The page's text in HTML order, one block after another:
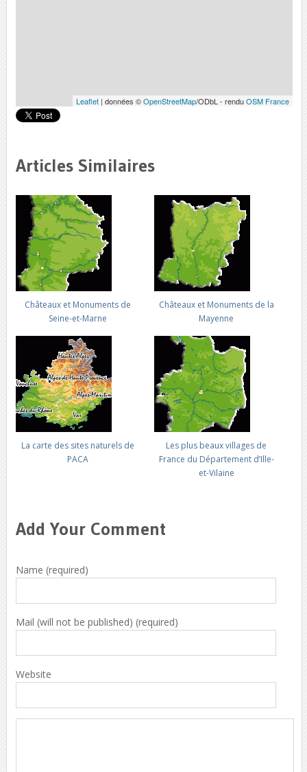
Leaflet | données ©OpenStreetMap/ODbL - renduOSM France
Articles Similaires
Châteaux et Monuments de
Seine-et-Marne
Châteaux et Monuments de la
Mayenne
La carte des sites naturels de
PACA
Les plus beaux villages de
France du Département d’Ille-
et-Vilaine
Add Your Comment
Name (required)
Mail (will not be published) (required)
Website